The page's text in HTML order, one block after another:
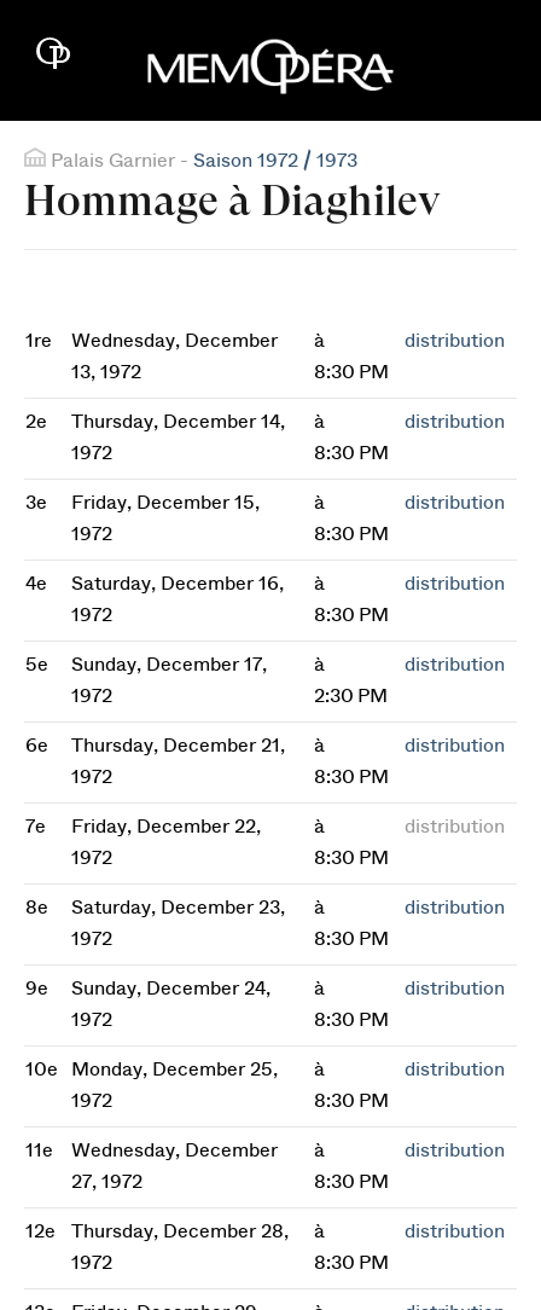
Palais Garnier - Saison 1972 / 1973
Hommage à Diaghilev
1re
Wednesday, December
13, 1972
à
8:30 PM
distribution
2e
Thursday, December 14,
1972
à
8:30 PM
distribution
3e
Friday, December 15,
1972
à
8:30 PM
distribution
4e
Saturday, December 16,
1972
à
8:30 PM
distribution
5e
Sunday, December 17,
1972
à
2:30 PM
distribution
6e
Thursday, December 21,
1972
à
8:30 PM
distribution
7e
Friday, December 22,
1972
à
8:30 PM
distribution
8e
Saturday, December 23,
1972
à
8:30 PM
distribution
9e
Sunday, December 24,
1972
à
8:30 PM
distribution
10e
Monday, December 25,
1972
à
8:30 PM
distribution
11e
Wednesday, December
27, 1972
à
8:30 PM
distribution
12e
Thursday, December 28,
1972
à
8:30 PM
distribution